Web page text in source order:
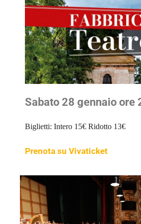
Sabato 28 gennaio ore
Biglietti: Intero 15€ Ridotto 13€
Prenota su Vivaticket